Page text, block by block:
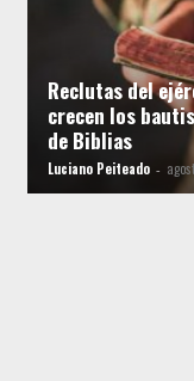
Reclutas del
crecen los
de Biblias
Luciano Peiteado -